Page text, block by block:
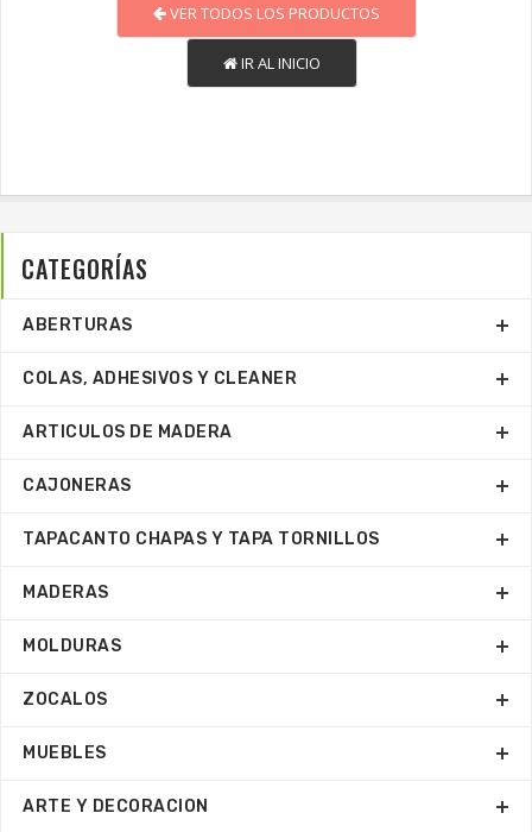
VER TODOS LOS PRODUCTOS
IR AL INICIO
CATEGORÍAS
ABERTURAS
COLAS, ADHESIVOS Y CLEANER
ARTICULOS DE MADERA
CAJONERAS
TAPACANTO CHAPAS Y TAPA TORNILLOS
MADERAS
MOLDURAS
ZOCALOS
MUEBLES
ARTE Y DECORACION